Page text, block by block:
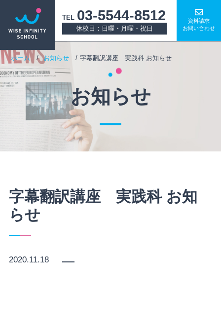
TEL 03-5544-8512
休校日：日曜・月曜・祝日
資料請求
お問い合わせ
ホーム お知らせ 字幕翻訳講座 実践科 お知らせ
お知らせ
字幕翻訳講座 実践科 お知
らせ
2020.11.18